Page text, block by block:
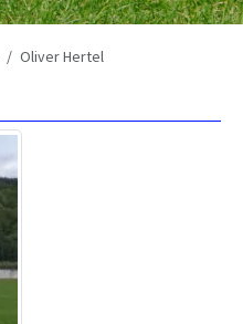
Oliver Hertel